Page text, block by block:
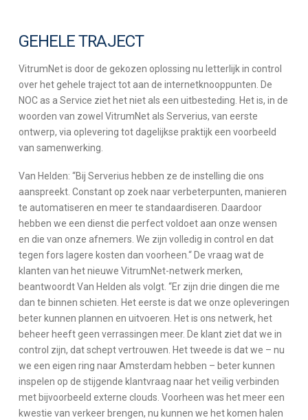
GEHELE TRAJECT
VitrumNet is door de gekozen oplossing nu letterlijk in control
over het gehele traject tot aan de internetknooppunten. De
NOC as a Service ziet het niet als een uitbesteding. Het is, in de
woorden van zowel VitrumNet als Serverius, van eerste
ontwerp, via oplevering tot dagelijkse praktijk een voorbeeld
van samenwerking.
Van Helden: “Bij Serverius hebben ze de instelling die ons
aanspreekt. Constant op zoek naar verbeterpunten, manieren
te automatiseren en meer te standaardiseren. Daardoor
hebben we een dienst die perfect voldoet aan onze wensen
en die van onze afnemers. We zijn volledig in control en dat
tegen fors lagere kosten dan voorheen.“ De vraag wat de
klanten van het nieuwe VitrumNet-netwerk merken,
beantwoordt Van Helden als volgt. “Er zijn drie dingen die me
dan te binnen schieten. Het eerste is dat we onze opleveringen
beter kunnen plannen en uitvoeren. Het is ons netwerk, het
beheer heeft geen verrassingen meer. De klant ziet dat we in
control zijn, dat schept vertrouwen. Het tweede is dat we – nu
we een eigen ring naar Amsterdam hebben – beter kunnen
inspelen op de stijgende klantvraag naar het veilig verbinden
met bijvoorbeeld externe clouds. Voorheen was het meer een
kwestie van verkeer brengen, nu kunnen we het komen halen